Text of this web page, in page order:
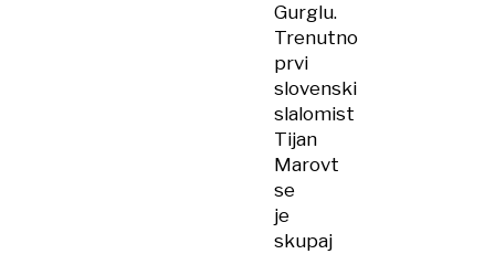
Gurglu.
Trenutno
prvi
slovenski
slalomist
Tijan
Marovt
se
je
skupaj